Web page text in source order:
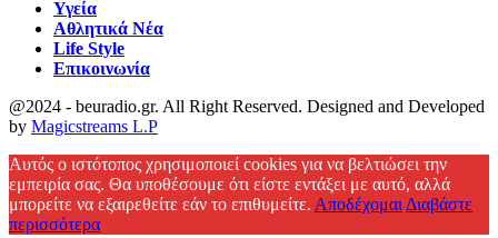
Υγεία
Αθλητικά Νέα
Life Style
Επικοινωνία
@2024 - beuradio.gr. All Right Reserved. Designed and Developed
by Magicstreams L.P
Αυτός ο ιστότοπος χρησιμοποιεί cookies για να βελτιώσει την
εμπειρία σας. Θα υποθέσουμε ότι είστε εντάξει με αυτό, αλλά
μπορείτε να εξαιρεθείτε εάν το επιθυμείτε. Αποδέχομαι Διαβάστε
περισσότερα